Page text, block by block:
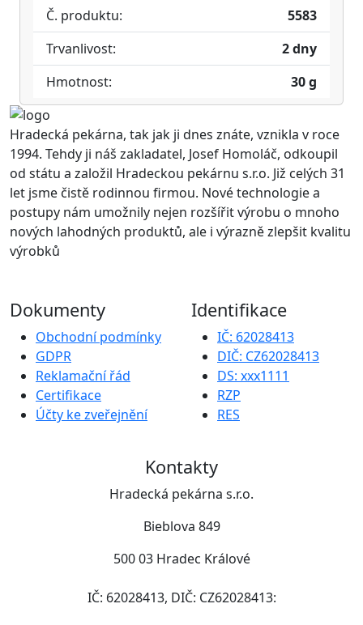
Č. produktu:
5583
Trvanlivost:
2 dny
Hmotnost:
30 g
Hradecká pekárna, tak jak ji dnes znáte, vznikla v roce
1994. Tehdy ji náš zakladatel, Josef Homoláč, odkoupil
od státu a založil Hradeckou pekárnu s.r.o. Již celých 31
let jsme čistě rodinnou firmou. Nové technologie a
postupy nám umožnily nejen rozšířit výrobu o mnoho
nových lahodných produktů, ale i výrazně zlepšit kvalitu
výrobků
Dokumenty
Obchodní podmínky
GDPR
Reklamační řád
Certifikace
Účty ke zveřejnění
Identifikace
IČ: 62028413
DIČ: CZ62028413
DS: xxx1111
RZP
RES
Kontakty
Hradecká pekárna s.r.o.
Bieblova 849
500 03 Hradec Králové
IČ: 62028413, DIČ: CZ62028413: